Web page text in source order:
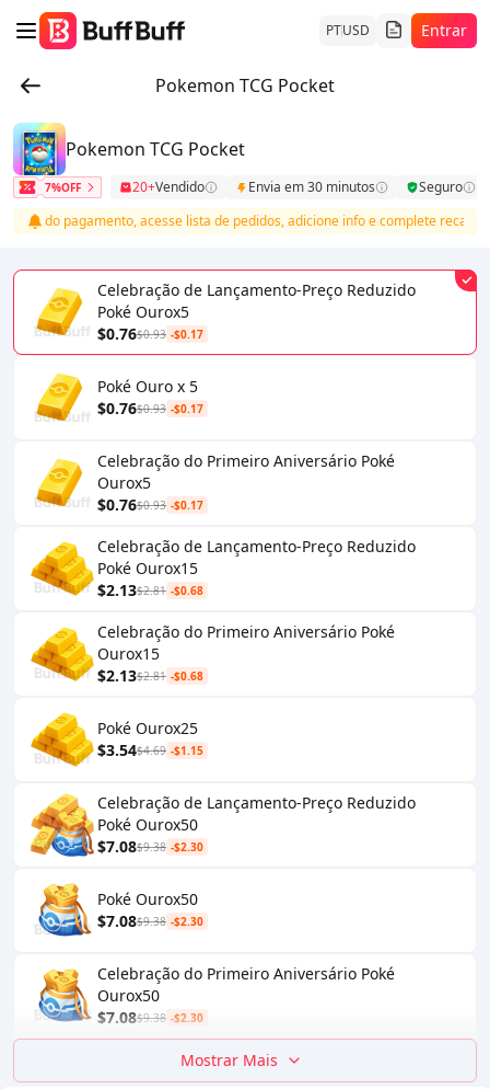
PTUSD Entrar
Pokemon TCG Pocket
Pokemon TCG Pocket
7%OFF 20+Vendido Envia em 30 minutos
Seguro
do pagamento, acesse lista de pedidos, adicione info e complete recarga
Celebração de Lançamento-Preço Reduzido
Poké Ourox5
$0.76$0.93 -$0.17
Poké Ouro x 5
$0.76$0.93 -$0.17
Celebração do Primeiro Aniversário Poké
Ourox5
$0.76$0.93 -$0.17
Celebração de Lançamento-Preço Reduzido
Poké Ourox15
$2.13$2.81 -$0.68
Celebração do Primeiro Aniversário Poké
Ourox15
$2.13$2.81 -$0.68
Poké Ourox25
$3.54$4.69 -$1.15
Celebração de Lançamento-Preço Reduzido
Poké Ourox50
$7.08$9.38 -$2.30
Poké Ourox50
$7.08$9.38 -$2.30
Celebração do Primeiro Aniversário Poké
Ourox50
$7.08$9.38 -$2.30
Mostrar Mais